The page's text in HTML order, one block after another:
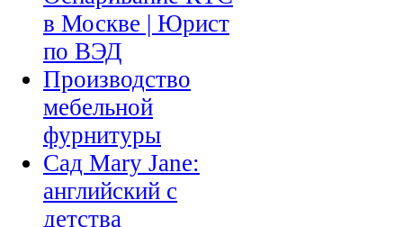
в Москве | Юрист
по ВЭД
Производство
мебельной
фурнитуры
Сад Mary Jane:
английский с
детства